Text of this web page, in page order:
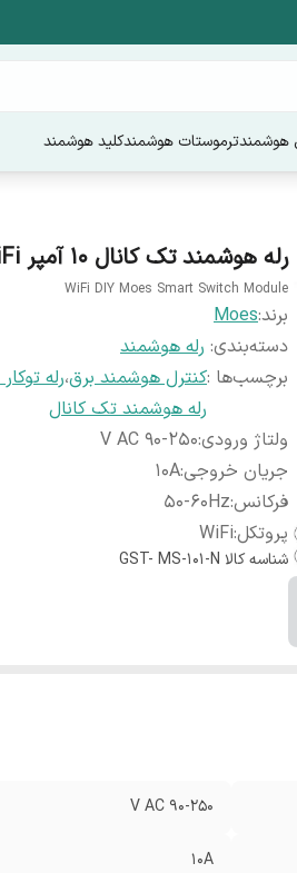
هوشمندترموستات هوشمندکلید هوشمند
رله هوشمند تک کانال 10 آمپر WiFi برند Moes مدل MS-101-N
WiFi DIY Moes Smart Switch Module
برند:Moes
دسته‌بندی: رله هوشمند
برچسب‌ها :کنترل هوشمند برق،رله
رله هوشمند تک کانال
ولتاژ ورودی:
90-250 V AC
جریان خروجی:
10A
فرکانس:
50-60Hz
پروتکل:
WiFi
شناسه کالا GST- MS-101-N
90-250 V AC
10A